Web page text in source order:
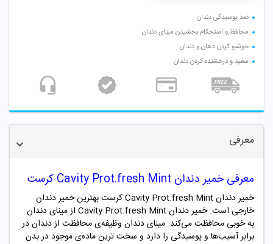
ضد پوسیدگی دندان
محافظ و استحکام بخشیدن مینای دندان
خوشبو کردن دهان و دندان
سفید و درخشنده کردن دندان
معرفی
معرفی خمیر دندان Cavity Prot.fresh Mint کرست
خمیر دندان Cavity Prot.fresh Mint کرست بهترین خمیر دندان
خارجی است. خمیر دندان Cavity Prot.fresh Mint از مینای دندان
به خوبی محافظت می‌کند. مینای دندان وظیفه‌ی محافظت از دندان در
برابر آسیب‌ها و پوسیدگی را دارد و سخت ترین ماده‌ی موجود در بدن